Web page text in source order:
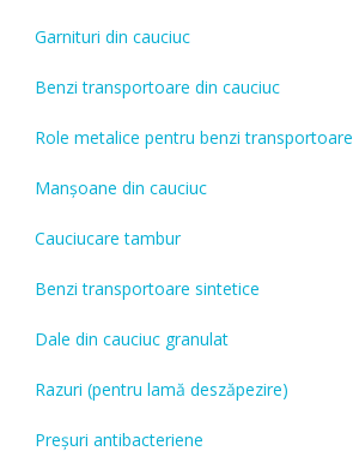
Garnituri din cauciuc
Benzi transportoare din cauciuc
Role metalice pentru benzi transportoare
Manșoane din cauciuc
Cauciucare tambur
Benzi transportoare sintetice
Dale din cauciuc granulat
Razuri (pentru lamă deszăpezire)
Preșuri antibacteriene